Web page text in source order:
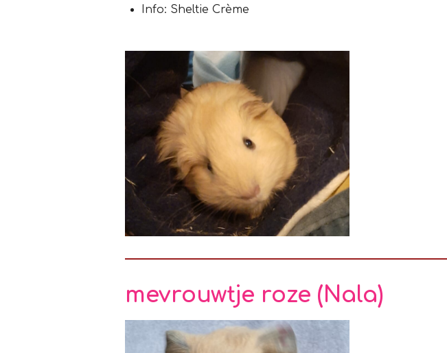
Info: Sheltie Crème
mevrouwtje roze (Nala)